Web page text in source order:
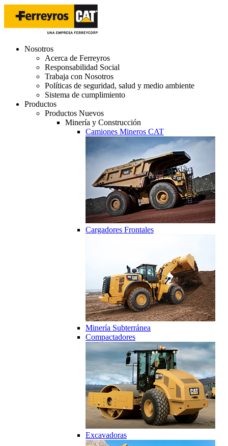
Nosotros
Acerca de Ferreyros
Responsabilidad Social
Trabaja con Nosotros
Políticas de seguridad, salud y medio ambiente
Sistema de cumplimiento
Productos
Productos Nuevos
Minería y Construcción
Camiones Mineros CAT
Cargadores Frontales
Minería Subterránea
Compactadores
Excavadoras